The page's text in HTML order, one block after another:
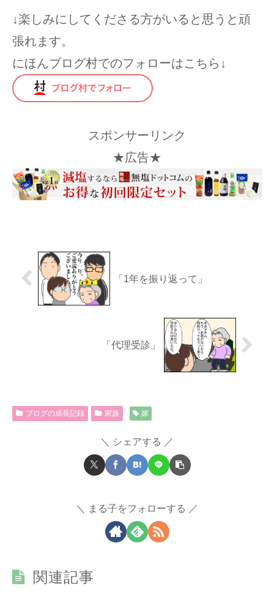
↓楽しみにしてくださる方がいると思うと頑
張れます。
にほんブログ村でのフォローはこちら↓
スポンサーリンク
★広告★
「1年を振り返って」
「代理受診」
ブログの成長記録 家族 嫁
シェアする
まる子をフォローする
関連記事